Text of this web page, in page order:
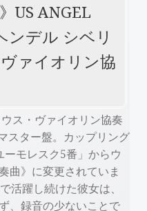
USANGEL
ンデル シベリ
ァイオリン協
ス・ヴァイオリン協奏
スター盤。カップリング
モレスク5番」からウ
曲》に変更されていま
活躍し続けた彼女は、
、録音の少ないことで